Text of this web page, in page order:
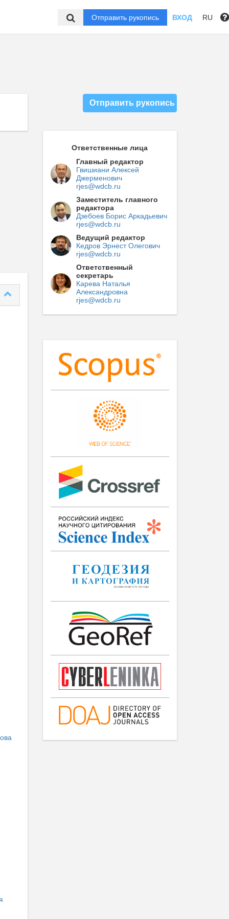
Отправить рукопись ВХОД RU
Отправить рукопись
Ответственные лица
Главный редактор
Гвишиани Алексей
Джерменович
rjes@wdcb.ru
Заместитель главного
редактора
Дзебоев Борис Аркадьевич
rjes@wdcb.ru
Ведущий редактор
Кедров Эрнест Олегович
rjes@wdcb.ru
Ответственный
секретарь
Карева Наталья
Александровна
rjes@wdcb.ru